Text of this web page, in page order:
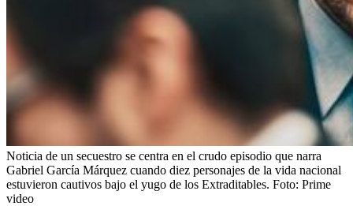
Noticia de un secuestro se centra en el crudo episodio que narra
Gabriel García Márquez cuando diez personajes de la vida nacional
estuvieron cautivos bajo el yugo de los Extraditables. Foto: Prime
video